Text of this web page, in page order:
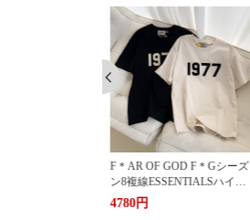
工場直送！dre* 笑顔 プリン
ト Ｔシャツ ホットプリン
ト 半袖 男女兼用 ユニセ
ックス おしゃれ ストリー
2680円